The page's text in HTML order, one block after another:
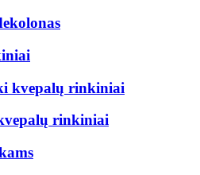
kvepalų rinkiniai
rinkiniai